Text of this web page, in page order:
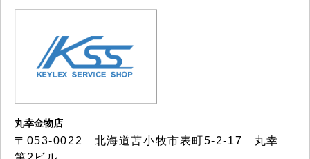
丸幸金物店
〒053-0022 北海道苫小牧市表町5-2-17 丸幸